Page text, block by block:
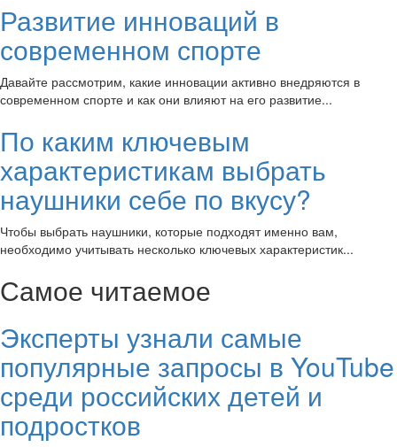
Развитие инноваций в
современном спорте
Давайте рассмотрим, какие инновации активно внедряются в
современном спорте и как они влияют на его развитие...
По каким ключевым
характеристикам выбрать
наушники себе по вкусу?
Чтобы выбрать наушники, которые подходят именно вам,
необходимо учитывать несколько ключевых характеристик...
Самое читаемое
Эксперты узнали самые
популярные запросы в YouTube
среди российских детей и
подростков